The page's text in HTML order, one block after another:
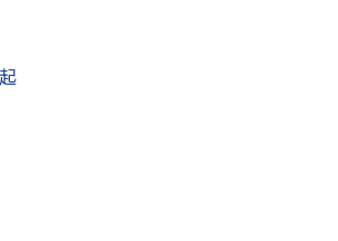
八代市景観計画（変更案）、八代市景
会議録の公表について
て
八代市景観計画（改訂案）及び八代市